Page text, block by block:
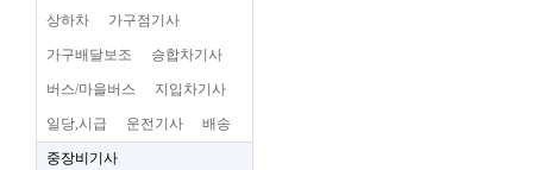
상하차 가구점기사
가구배달보조 승합차기사
버스/마을버스 지입차기사
일당,시급 운전기사 배송
중장비기사